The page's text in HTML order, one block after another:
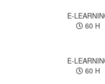
E-
60 H
E-
60 H